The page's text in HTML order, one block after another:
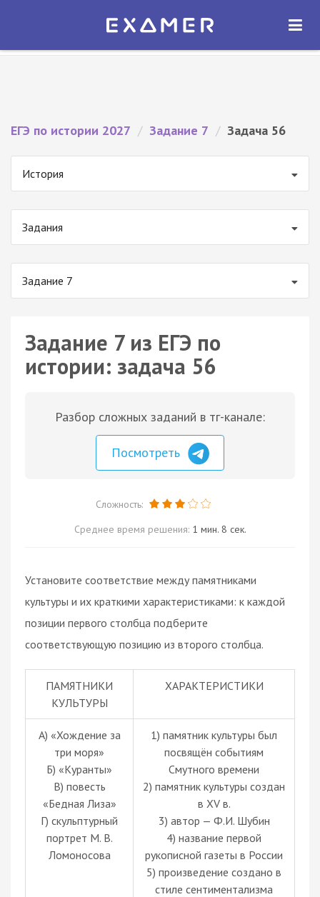
Экзамер — ЕГЭ 2027
ОТКРЫТЬ
ЕГЭ по истории 2027 / Задание 7 / Задача 56
История
Задания
Задание 7
Задание 7 из ЕГЭ по
истории: задача 56
Разбор сложных заданий в тг-канале:
Посмотреть
Сложность:
Среднее время решения: 1 мин. 8 сек.
Установите соответствие между памятниками
культуры и их краткими характеристиками: к каждой
позиции первого столбца подберите
соответствующую позицию из второго столбца.
ПАМЯТНИКИ
КУЛЬТУРЫ
ХАРАКТЕРИСТИКИ
А) «Хождение за
три моря»
Б) «Куранты»
В) повесть
«Бедная Лиза»
Г) скульптурный
портрет М. В.
Ломоносова
1) памятник культуры был
посвящён событиям
Смутного времени
2) памятник культуры создан
в XV в.
3) автор — Ф.И. Шубин
4) название первой
рукописной газеты в России
5) произведение создано в
стиле сентиментализма